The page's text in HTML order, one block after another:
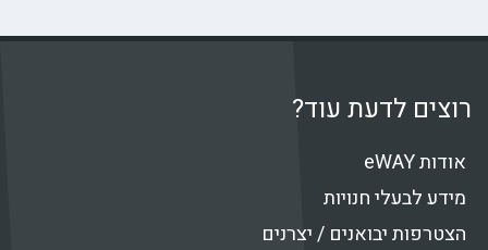
רוצים לדעת עוד?
אודות eWAY
מידע לבעלי חנויות
הצטרפות יבואנים / יצרנים